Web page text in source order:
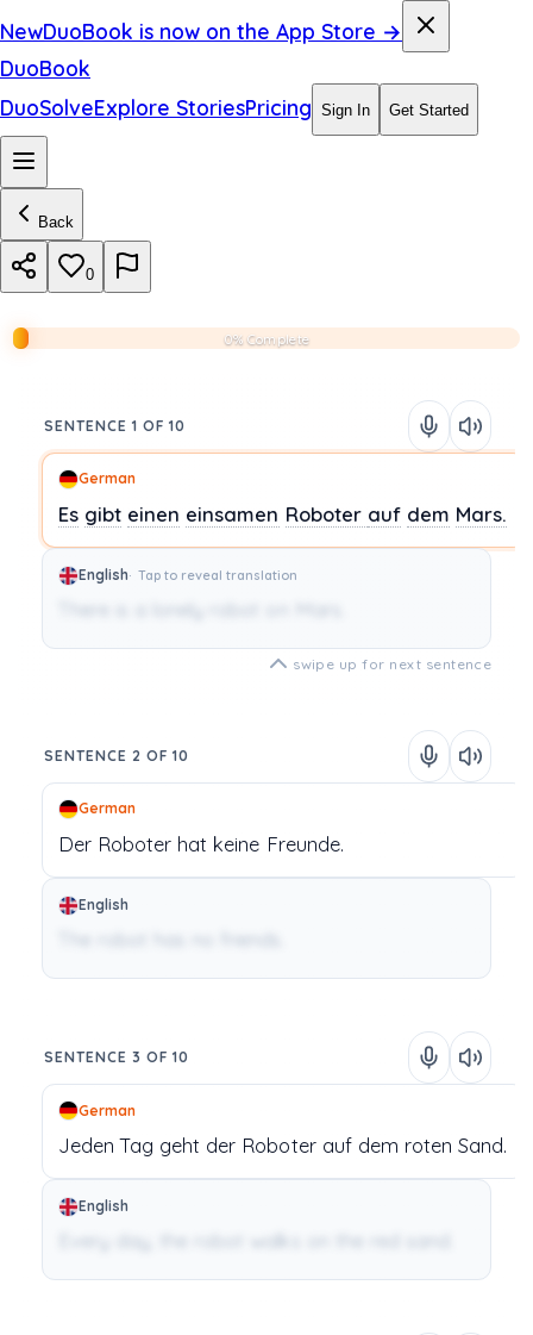
NewDuoBook is now on the App Store →
DuoBook
DuoSolveExplore StoriesPricing Sign In Get Started
Back
0
0% Complete
SENTENCE 1 OF 10
German
Es gibt einen einsamen Roboter auf dem Mars.
English Tap to reveal translation
There is a lonely robot on Mars.
swipe up for next sentence
SENTENCE 2 OF 10
German
Der Roboter hat keine Freunde.
English
SENTENCE 3 OF 10
German
Jeden Tag geht der Roboter auf dem roten Sand.
English